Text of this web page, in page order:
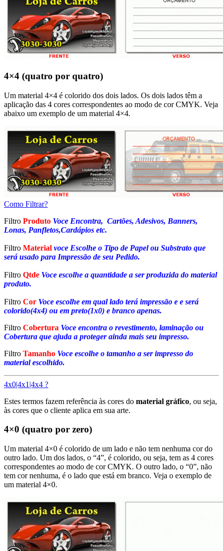
4×4 (quatro por quatro)
Um material 4×4 é colorido dos dois lados. Os dois lados têm a
aplicação das 4 cores correspondentes ao modo de cor CMYK. Veja
abaixo um exemplo de um material 4×4.
Como Filtrar?
Filtro Produto Voce Encontra, Cartões, Adesivos, Banners,
Lonas, Panfletos,Cardápios etc.
Filtro Material voce Escolhe o Tipo de Papel ou Substrato que
será usado para Impressão de seu Pedido.
Filtro Qtde Voce escolhe a quantidade a ser produzida do material
produto.
Filtro Cor Voce escolhe em qual lado terá impressão e e será
colorido(4x4) ou em preto(1x0) e branco apenas.
Filtro Cobertura Voce encontra o revestimento, laminação ou
Cobertura que ajuda a proteger ainda mais seu impresso.
Filtro Tamanho Voce escolhe o tamanho a ser impresso do
material escolhido.
4x0|4x1|4x4 ?
Estes termos fazem referência às cores do material gráfico, ou seja,
às cores que o cliente aplica em sua arte.
4×0 (quatro por zero)
Um material 4×0 é colorido de um lado e não tem nenhuma cor do
outro lado. Um dos lados, o “4”, é colorido, ou seja, tem as 4 cores
correspondentes ao modo de cor CMYK. O outro lado, o “0”, não
tem cor nenhuma, é o lado que está em branco. Veja o exemplo de
um material 4×0.